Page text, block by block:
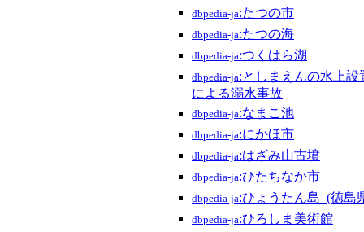
dbpedia-ja:たつの市
dbpedia-ja:たつの海
dbpedia-ja:つくはら湖
dbpedia-ja:としまえんの水上設
による溺水事故
dbpedia-ja:なまこ池
dbpedia-ja:にかほ市
dbpedia-ja:はざみ山古墳
dbpedia-ja:ひたちなか市
dbpedia-ja:ひょうたん島_(徳島
dbpedia-ja:ひろしま美術館